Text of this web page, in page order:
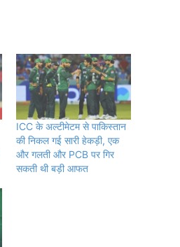
ICC के अल्टीमेटम से पाकिस्तान
की निकल गई सारी हेकड़ी, एक
और गलती और PCB पर गिर
सकती थी बड़ी आफत